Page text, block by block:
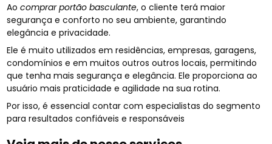
Aocomprar portão basculante, o cliente terá maior
segurança e conforto no seu ambiente, garantindo
elegância e privacidade.
Ele é muito utilizados em residências, empresas, garagens,
condomínios e em muitos outros outros locais, permitindo
que tenha mais segurança e elegância. Ele proporciona ao
usuário mais praticidade e agilidade na sua rotina.
Por isso, é essencial contar com especialistas do segmento
para resultados confiáveis e responsáveis